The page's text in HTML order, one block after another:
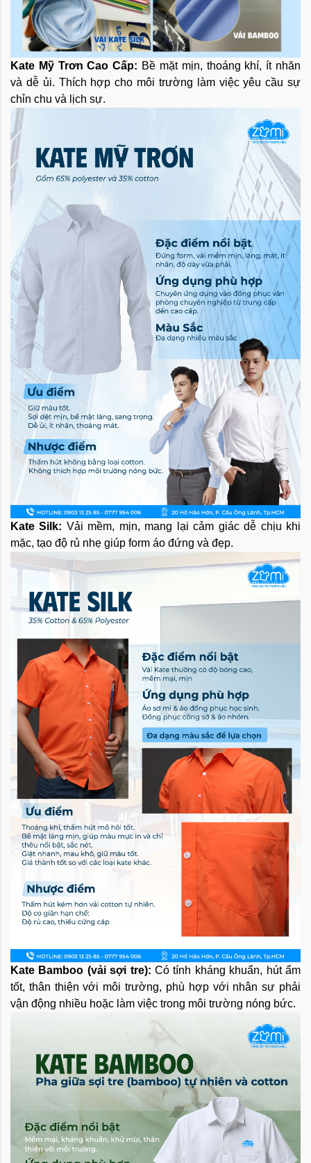
Kate Mỹ Trơn Cao Cấp: Bề mặt mịn, thoáng khí, ít nhăn
và dễ ủi. Thích hợp cho môi trường làm việc yêu cầu sự
chỉn chu và lịch sự.
Kate Silk: Vải mềm, mịn, mang lại cảm giác dễ chịu khi
mặc, tạo độ rủ nhẹ giúp form áo đứng và đẹp.
Kate Bamboo (vải sợi tre): Có tính kháng khuẩn, hút ẩm
tốt, thân thiện với môi trường, phù hợp với nhân sự phải
vận động nhiều hoặc làm việc trong môi trường nóng bức.